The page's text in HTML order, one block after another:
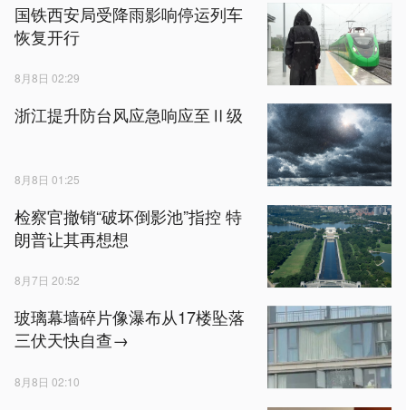
国铁西安局受降雨影响停运列车
恢复开行
8月8日 02:29
浙江提升防台风应急响应至Ⅱ级
8月8日 01:25
检察官撤销“破坏倒影池”指控 特
朗普让其再想想
8月7日 20:52
玻璃幕墙碎片像瀑布从17楼坠落
三伏天快自查→
8月8日 02:10